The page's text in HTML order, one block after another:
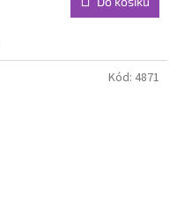
Kód: 4871